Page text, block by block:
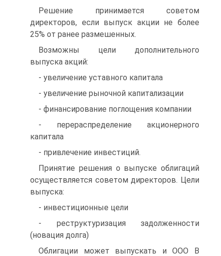
Решение принимается советом
директоров, если выпуск акции не более
25% от ранее размешенных.
Возможны цели дополнительного
выпуска акций:
- увеличение уставного капитала
- увеличение рыночной капитализации
- финансирование поглощения компании
- перераспределение акционерного
капитала
- привлечение инвестиций.
Принятие решения о выпуске облигаций
осуществляется советом директоров. Цели
выпуска:
- инвестиционные цели
- реструктуризация задолженности
(новация долга)
Облигации может выпускать и ООО В